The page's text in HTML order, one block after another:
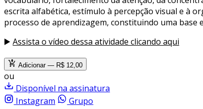
escrita alfabética, estímulo à percepção visual e à
processo de aprendizagem, constituindo uma base
▶️ Assista o vídeo dessa atividade clicando aqui
Adicionar — R$ 12,00
ou
Disponível na assinatura
Instagram
Grupo